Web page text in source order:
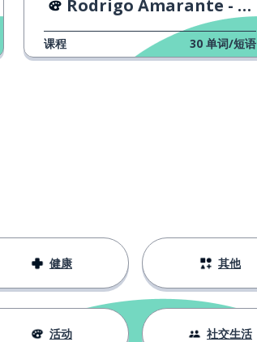
Rodrigo Amarante - Tuyo
课程 30 单词/短语
健康 其他
活动 社交生活